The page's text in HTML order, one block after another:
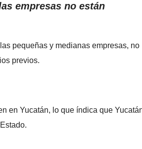
empresas no están
pequeñas y medianas empresas, no
previos.
en Yucatán, lo que índica que